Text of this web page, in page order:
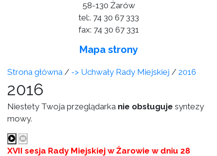
58-130 Żarów
tel:. 74 30 67 333
fax: 74 30 67 331
Mapa strony
Strona główna / -> Uchwały Rady Miejskiej / 2016
2016
Niestety Twoja przeglądarka nie obsługuje syntezy
mowy.
XVII sesja Rady Miejskiej w Żarowie w dniu 28